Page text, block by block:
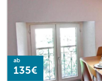
ab
135€